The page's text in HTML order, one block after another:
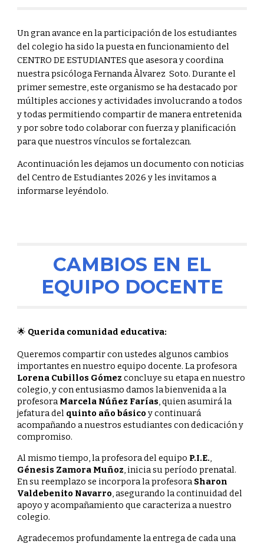
Un gran avance en la participación de los estudiantes
del colegio ha sido la puesta en funcionamiento del
CENTRO DE ESTUDIANTES que asesora y coordina
nuestra psicóloga Fernanda Àlvarez Soto. Durante el
primer semestre, este organismo se ha destacado por
múltiples acciones y actividades involucrando a todos
y todas permitiendo compartir de manera entretenida
y por sobre todo colaborar con fuerza y planificación
para que nuestros vínculos se fortalezcan.
Acontinuación les dejamos un documento con noticias
del Centro de Estudiantes 2026 y les invitamos a
informarse leyéndolo.
CAMBIOS EN EL
EQUIPO DOCENTE
🌟 Querida comunidad educativa:
Queremos compartir con ustedes algunos cambios
importantes en nuestro equipo docente. La profesora
Lorena Cubillos Gómez concluye su etapa en nuestro
colegio, y con entusiasmo damos la bienvenida a la
profesoraMarcela Núñez Farías, quien asumirá la
jefatura del quinto año básico y continuará
acompañando a nuestros estudiantes con dedicación y
compromiso.
Al mismo tiempo, la profesora del equipo P.I.E.,
Génesis Zamora Muñoz, inicia su período prenatal.
En su reemplazo se incorpora la profesoraSharon
Valdebenito Navarro, asegurando la continuidad del
apoyo y acompañamiento que caracteriza a nuestro
colegio.
Agradecemos profundamente la entrega de cada una